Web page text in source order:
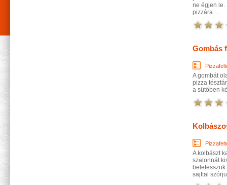
ne égjen le.
pizzára ...
Gombás
A gombát
pizza
a sütőben
A kolbászt
szalonnát
beletesszük
sajttal